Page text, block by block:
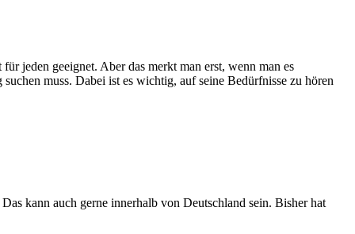
jeden geeignet. Aber das merkt man erst, wenn man es
muss. Dabei ist es wichtig, auf seine Bedürfnisse zu hören
kann auch gerne innerhalb von Deutschland sein. Bisher hat